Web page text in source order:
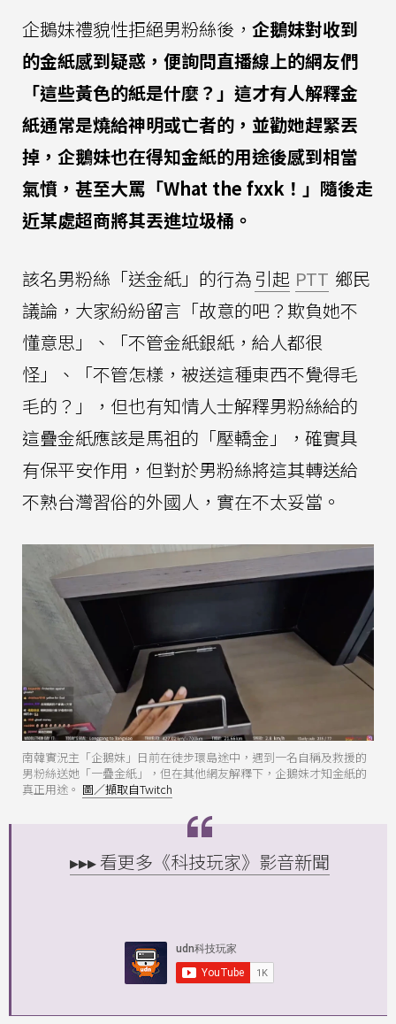
企鵝妹禮貌性拒絕男粉絲後， 企鵝妹對收到
的金紙感到疑惑，便詢問直播線上的網友們
「這些黃色的紙是什麼？」這才有人解釋金
紙通常是燒給神明或亡者的，並勸她趕緊丟
掉，企鵝妹也在得知金紙的用途後感到相當
氣憤，甚至大罵「What the fxxk！」隨後走
近某處超商將其丟進垃圾桶。
該名男粉絲「送金紙」的行為 引起 PTT 鄉民
議論，大家紛紛留言「故意的吧？欺負她不
懂意思」、「不管金紙銀紙，給人都很
怪」、「不管怎樣，被送這種東西不覺得毛
毛的？」，但也有知情人士解釋男粉絲給的
這疊金紙應該是馬祖的「壓轎金」，確實具
有保平安作用，但對於男粉絲將這其轉送給
不熟台灣習俗的外國人，實在不太妥當。
南韓實況主「企鵝妹」日前在徒步環島途中，遇到一名自稱及救援的
男粉絲送她「一疊金紙」，但在其他網友解釋下，企鵝妹才知金紙的
真正用途。 圖／擷取自Twitch
▸▸▸ 看更多《科技玩家》影音新聞